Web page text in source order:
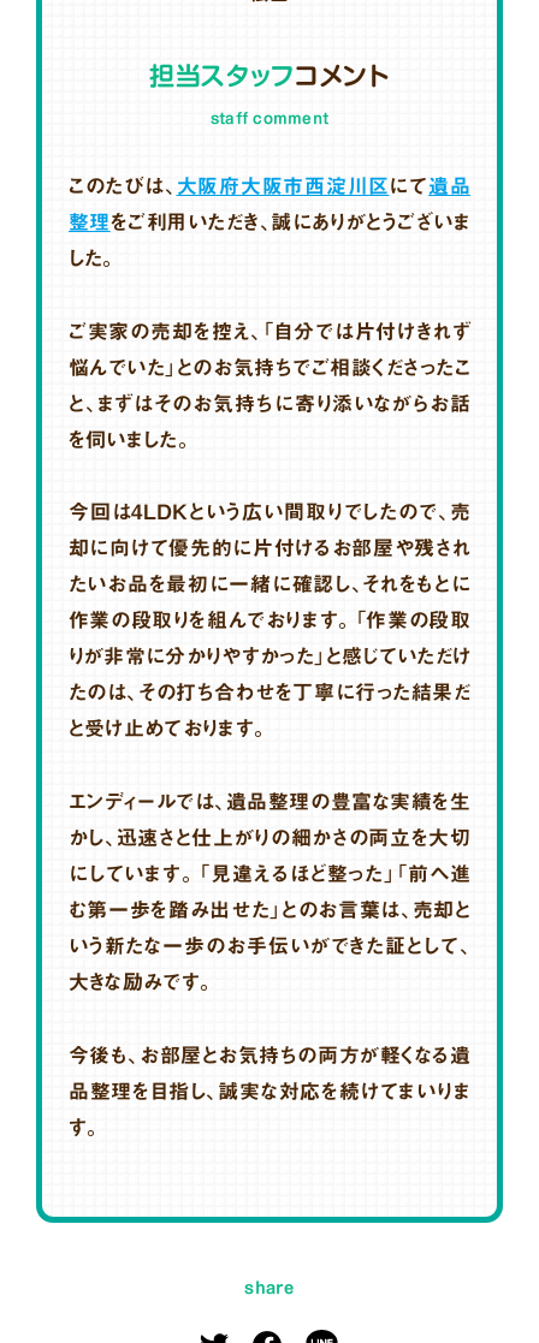
担当スタッフコメント
staff comment
このたびは、 大阪府大阪市西淀川区にて遺品
整理をご利用いただき、誠にありがとうございま
した。
ご実家の売却を控え、「自分では片付けきれず
悩んでいた」とのお気持ちでご相談くださったこ
と、まずはそのお気持ちに寄り添いながらお話
を伺いました。
今回は4LDKという広い間取りでしたので、売
却に向けて優先的に片付けるお部屋や残され
たいお品を最初に一緒に確認し、それをもとに
作業の段取りを組んでおります。「作業の段取
りが非常に分かりやすかった」と感じていただけ
たのは、その打ち合わせを丁寧に行った結果だ
と受け止めております。
エンディールでは、遺品整理の豊富な実績を生
かし、迅速さと仕上がりの細かさの両立を大切
にしています。「見違えるほど整った」「前へ進
む第一歩を踏み出せた」とのお言葉は、売却と
いう新たな一歩のお手伝いができた証として、
大きな励みです。
今後も、お部屋とお気持ちの両方が軽くなる遺
品整理を目指し、誠実な対応を続けてまいりま
す。
share